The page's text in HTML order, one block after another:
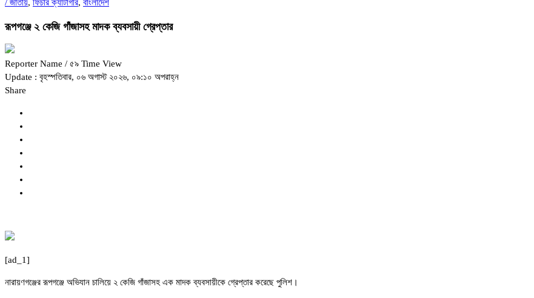
/ জাতীয়, ফিচার ক্যাটাগরি, বাংলাদেশ
রূপগঞ্জে ২ কেজি গাঁজাসহ মাদক ব্যবসায়ী গ্রেপ্তার
Reporter Name / ৫৯ Time View
Update : বৃহস্পতিবার, ০৬ অগাস্ট ২০২৬, ০৯:১০ অপরাহ্ন
Share
[ad_1]
নারায়ণগঞ্জের রূপগঞ্জে অভিযান চালিয়ে ২ কেজি গাঁজাসহ এক মাদক ব্যবসায়ীকে গ্রেপ্তার করেছে পুলিশ।